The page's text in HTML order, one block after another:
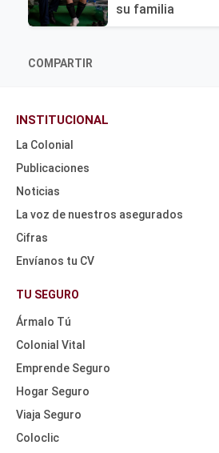
su familia
COMPARTIR
INSTITUCIONAL
La Colonial
Publicaciones
Noticias
La voz de nuestros asegurados
Cifras
Envíanos tu CV
NAV
TU SEGURO
Ármalo Tú
Colonial Vital
Emprende Seguro
Hogar Seguro
Viaja Seguro
Coloclic